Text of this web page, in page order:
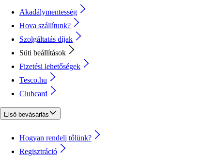
Akadálymentesség
Hova szállítunk?
Szolgáltatás díjak
Süti beállítások
Fizetési lehetőségek
Tesco.hu
Clubcard
Első bevásárlás
Hogyan rendelj tőlünk?
Regisztráció